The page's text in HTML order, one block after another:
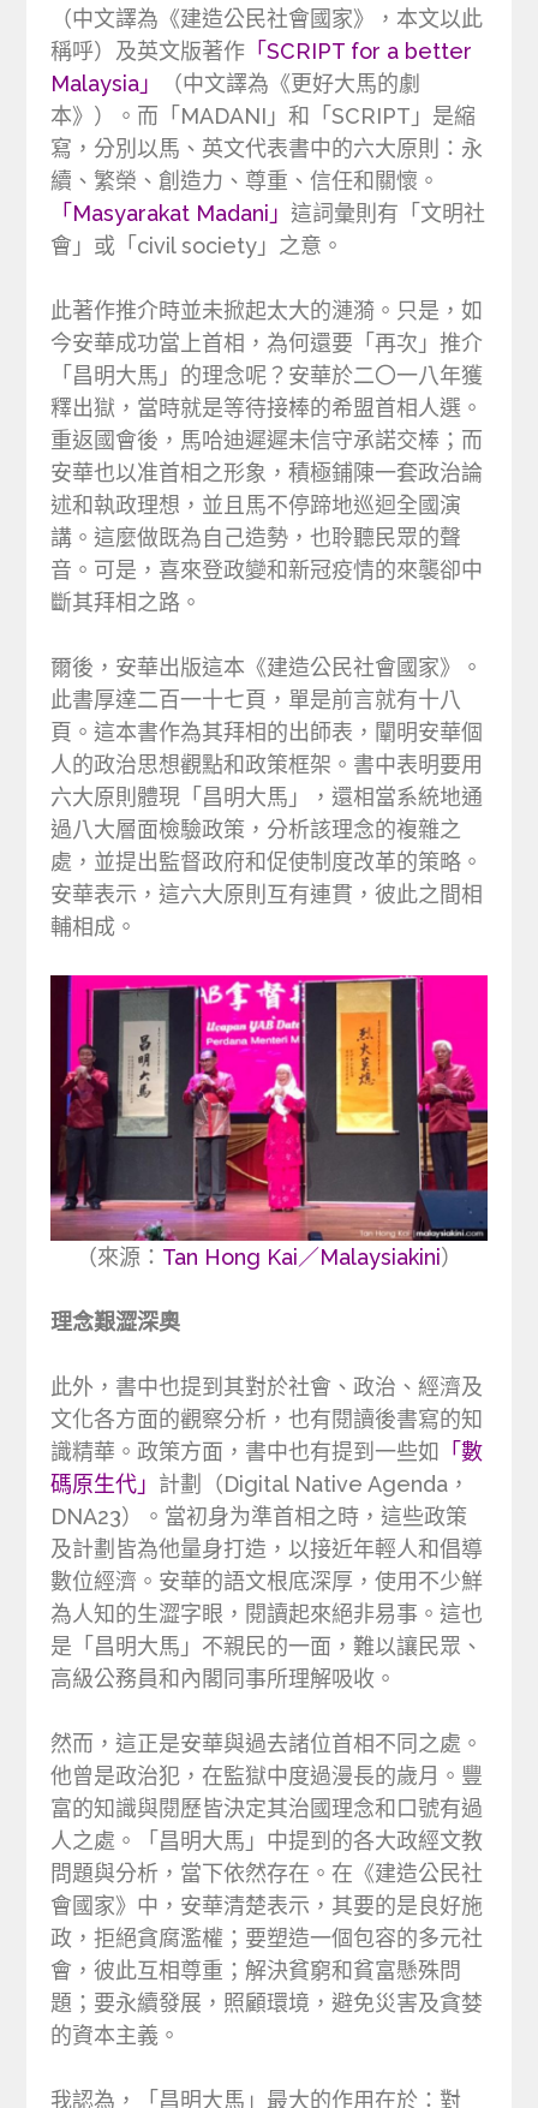
（中文譯為《建造公民社會國家》，本文以此
稱呼）及英文版著作 「SCRIPT for a better
Malaysia」
（中文譯為《更好大馬的劇
本》）。而「MADANI」和「SCRIPT」是縮
寫，分別以馬、英文代表書中的六大原則：永
續、繁榮、創造力、尊重、信任和關懷。
「Masyarakat Madani」這詞彙則有「文明社
會」或「civil society」之意。
此著作推介時並未掀起太大的漣漪。只是，如
今安華成功當上首相，為何還要「再次」推介
「昌明大馬」的理念呢？安華於二〇一八年獲
釋出獄，當時就是等待接棒的希盟首相人選。
重返國會後，馬哈迪遲遲未信守承諾交棒；而
安華也以准首相之形象，積極鋪陳一套政治論
述和執政理想，並且馬不停蹄地巡迴全國演
講。這麼做既為自己造勢，也聆聽民眾的聲
音。可是，喜來登政變和新冠疫情的來襲卻中
斷其拜相之路。
爾後，安華出版這本《建造公民社會國家》。
此書厚達二百一十七頁，單是前言就有十八
頁。這本書作為其拜相的出師表，闡明安華個
人的政治思想觀點和政策框架。書中表明要用
六大原則體現「昌明大馬」，還相當系統地通
過八大層面檢驗政策，分析該理念的複雜之
處，並提出監督政府和促使制度改革的策略。
安華表示，這六大原則互有連貫，彼此之間相
輔相成。
（來源： Tan Hong Kai／Malaysiakini）
理念艱澀深奧
此外，書中也提到其對於社會、政治、經濟及
文化各方面的觀察分析，也有閱讀後書寫的知
識精華。政策方面，書中也有提到一些如
「數
碼原生代」 計劃（Digital Native Agenda，
DNA23）。當初身为準首相之時，這些政策
及計劃皆為他量身打造，以接近年輕人和倡導
數位經濟。安華的語文根底深厚，使用不少鮮
為人知的生澀字眼，閱讀起來絕非易事。這也
是「昌明大馬」不親民的一面，難以讓民眾、
高級公務員和內閣同事所理解吸收。
然而，這正是安華與過去諸位首相不同之處。
他曾是政治犯，在監獄中度過漫長的歲月。豐
富的知識與閱歷皆決定其治國理念和口號有過
人之處。「昌明大馬」中提到的各大政經文教
問題與分析，當下依然存在。在《建造公民社
會國家》中，安華清楚表示，其要的是良好施
政，拒絕貪腐濫權；要塑造一個包容的多元社
會，彼此互相尊重；解決貧窮和貧富懸殊問
題；要永續發展，照顧環境，避免災害及貪婪
的資本主義。
我認為，「昌明大馬」最大的作用在於：對